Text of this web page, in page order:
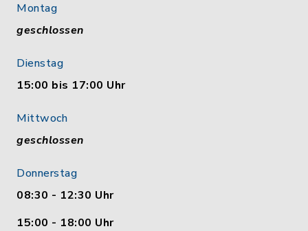
Montag
geschlossen
Dienstag
15:00 bis 17:00 Uhr
Mittwoch
geschlossen
Donnerstag
08:30 - 12:30 Uhr
15:00 - 18:00 Uhr